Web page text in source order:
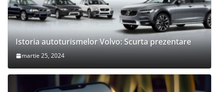
Istoria autoturismelor Volvo: Scurta prezentare
martie 25, 2024